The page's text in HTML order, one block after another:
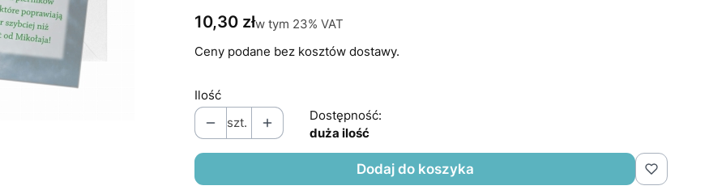
Cena
10,30 złw tym 23% VAT
w tym 23% VAT
Ceny podane bez kosztów dostawy.
Ilość
szt.
Dostępność:
duża ilość
Dodaj do koszyka